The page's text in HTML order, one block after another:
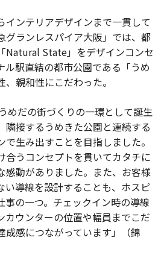
インテリアデザインまで一貫して
グランレスパイア大阪」では、都
Natural State」をデザインコンセ
ル駅直結の都市公園である「うめ
親和性にこだわった。
めだの街づくりの一環として誕生
隣接するうめきた公園と連続する
生み出すことを目指しました。
合うコンセプトを貫いてカタチに
感動がありました。また、お客様
い導線を設計することも、ホスピ
事の一つ。チェックイン時の導線
カウンターの位置や幅員までこだ
成感につながっています」（錦